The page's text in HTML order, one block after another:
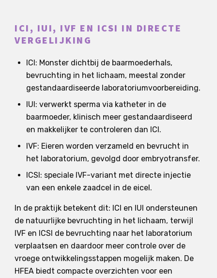
ICI, IUI, IVF EN ICSI IN DIRECTE
VERGELIJKING
ICI: Monster dichtbij de baarmoederhals,
bevruchting in het lichaam, meestal zonder
gestandaardiseerde laboratoriumvoorbereiding.
IUI: verwerkt sperma via katheter in de
baarmoeder, klinisch meer gestandaardiseerd
en makkelijker te controleren dan ICI.
IVF: Eieren worden verzameld en bevrucht in
het laboratorium, gevolgd door embryotransfer.
ICSI: speciale IVF-variant met directe injectie
van een enkele zaadcel in de eicel.
In de praktijk betekent dit: ICI en IUI ondersteunen
de natuurlijke bevruchting in het lichaam, terwijl
IVF en ICSI de bevruchting naar het laboratorium
verplaatsen en daardoor meer controle over de
vroege ontwikkelingsstappen mogelijk maken. De
HFEA biedt compacte overzichten voor een